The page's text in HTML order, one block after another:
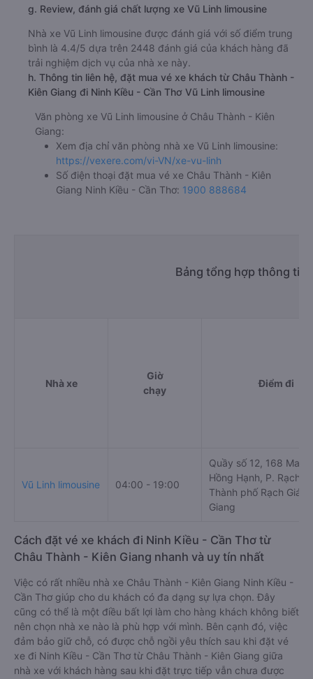
g. Review, đánh giá chất lượng xe Vũ Linh limousine
Nhà xe Vũ Linh limousine được đánh giá với số điểm trung
bình là 4.4/5 dựa trên 2448 đánh giá của khách hàng đã
trải nghiệm dịch vụ của nhà xe này.
h. Thông tin liên hệ, đặt mua vé xe khách từ Châu Thành -
Kiên Giang đi Ninh Kiều - Cần Thơ Vũ Linh limousine
Văn phòng xe Vũ Linh limousine ở Châu Thành - Kiên
Giang:
Xem địa chỉ văn phòng nhà xe Vũ Linh limousine:
https://vexere.com/vi-VN/xe-vu-linh
Số điện thoại đặt mua vé xe Châu Thành - Kiên
Giang Ninh Kiều - Cần Thơ: 1900 888684
Bảng tổng hợp thông tin
Nhà xe
Giờ
chạy
Điểm đi
Vũ Linh limousine 04:00 - 19:00
Quầy số 12, 168 Mai
Hồng Hạnh, P. Rạch
Thành phố Rạch Giá,
Giang
Cách đặt vé xe khách đi Ninh Kiều - Cần Thơ từ
Châu Thành - Kiên Giang nhanh và uy tín nhất
Việc có rất nhiều nhà xe Châu Thành - Kiên Giang Ninh Kiều -
Cần Thơ giúp cho du khách có đa dạng sự lựa chọn. Đây
cũng có thể là một điều bất lợi làm cho hàng khách không biết
nên chọn nhà xe nào là phù hợp với mình. Bên cạnh đó, việc
đảm bảo giữ chỗ, có được chỗ ngồi yêu thích sau khi đặt vé
xe đi Ninh Kiều - Cần Thơ từ Châu Thành - Kiên Giang giữa
nhà xe với khách hàng sau khi đặt trực tiếp vẫn chưa được